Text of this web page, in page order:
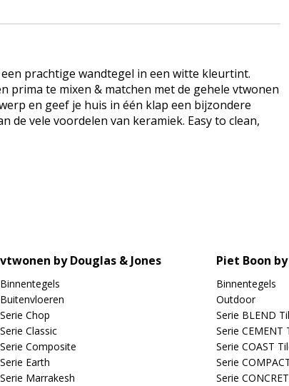
een prachtige wandtegel in een witte kleurtint.
prima te mixen & matchen met de gehele vtwonen
en geef je huis in één klap een bijzondere
de vele voordelen van keramiek. Easy to clean,
vtwonen by Douglas & Jones
Binnentegels
Buitenvloeren
Serie Chop
Serie Classic
Serie Composite
Serie Earth
Serie Marrakesh
Piet Boon
Binnentegels
Outdoor
Serie BLEND
Serie CEMENT
Serie COAST
Serie
Serie